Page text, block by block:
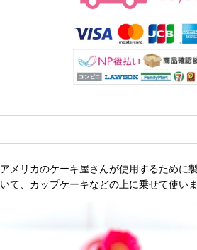
アメリカのケーキ屋さんが使用するために
いて、カップケーキなどの上に乗せて使いま